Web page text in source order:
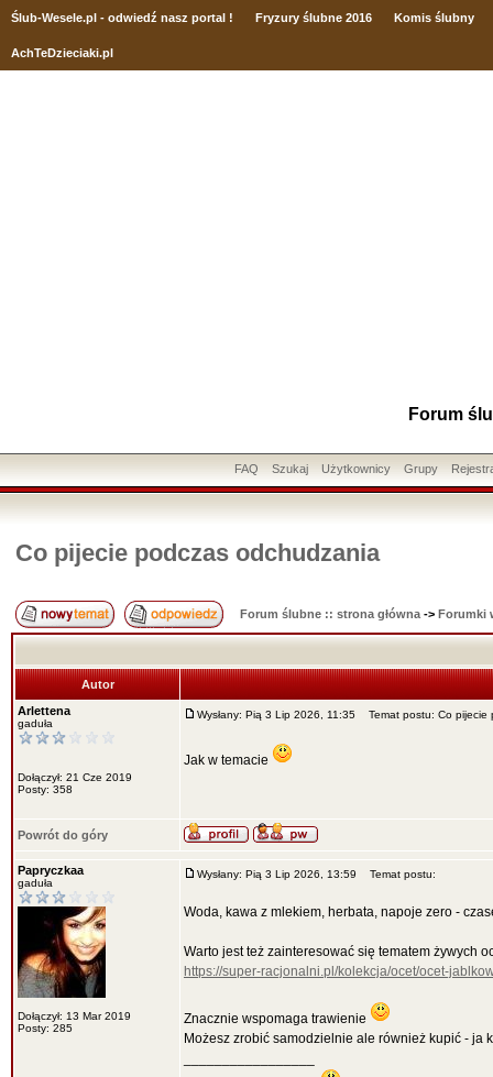
Ślub-Wesele.pl - odwiedź nasz portal ! Fryzury ślubne 2016 Komis ślubny
AchTeDzieciaki.pl
Forum
FAQ Szukaj Użytkownicy Grupy
Co pijecie podczas odchudzania
Forum ślubne :: strona główna -> Forumki
Autor
Arlettena
gaduła
Dołączył: 21 Cze 2019
Posty: 358
Wysłany: Pią 3 Lip 2026, 11:35 Temat postu: Co pijecie
Jak w temacie
Powrót do góry
Papryczkaa
gaduła
Dołączył: 13 Mar 2019
Posty: 285
Wysłany: Pią 3 Lip 2026, 13:59 Temat postu:
Woda, kawa z mlekiem, herbata, napoje zero -
Warto jest też zainteresować się tematem żywych
https://super-racjonalni.pl/kolekcja/ocet/ocet-
Znacznie wspomaga trawienie
Możesz zrobić samodzielnie ale również kupić -